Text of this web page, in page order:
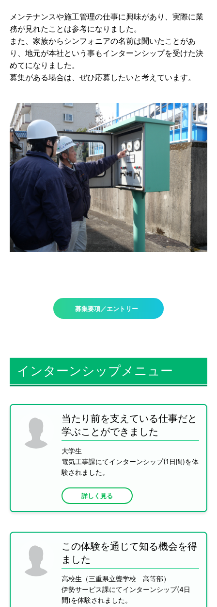
メンテナンスや施工管理の仕事に興味があり、実際に業
務が見れたことは参考になりました。
また、家族からシンフォニアの名前は聞いたことがあ
り、地元が本社という事もインターンシップを受けた決
めてになりました。
募集がある場合は、ぜひ応募したいと考えています。
募集要項／エントリー
インターンシップメニュー
当たり前を支えている仕事だと
学ぶことができました
大学生
電気工事課にてインターンシップ(1日間)を体
験されました。
詳しく見る
この体験を通じて知る機会を得
ました
高校生（三重県立聾学校 高等部）
伊勢サービス課にてインターンシップ(4日
間)を体験されました。